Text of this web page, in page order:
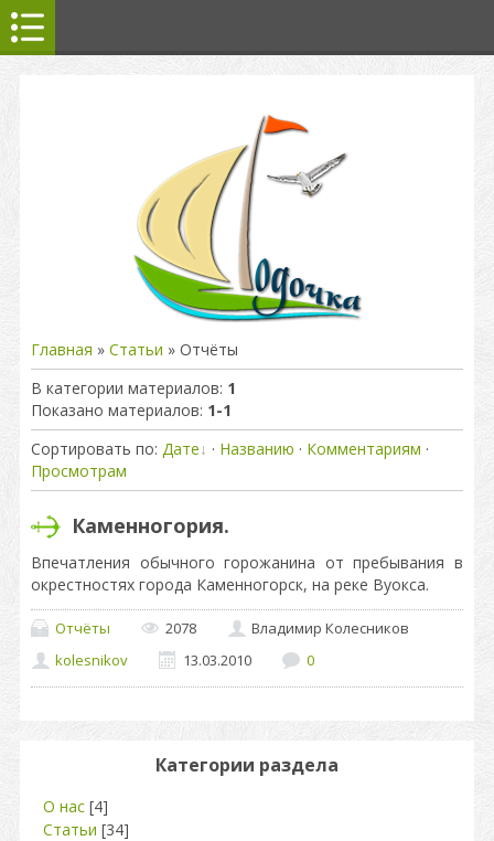
Главная » Статьи » Отчёты
В категории материалов: 1
Показано материалов: 1-1
Сортировать по: Дате · Названию · Комментариям ·
Просмотрам
Каменногория.
Впечатления обычного горожанина от пребывания в
окрестностях города Каменногорск, на реке Вуокса.
Отчёты 2078
Владимир Колесников
kolesnikov
13.03.2010 0
Категории раздела
О нас [4]
Статьи [34]